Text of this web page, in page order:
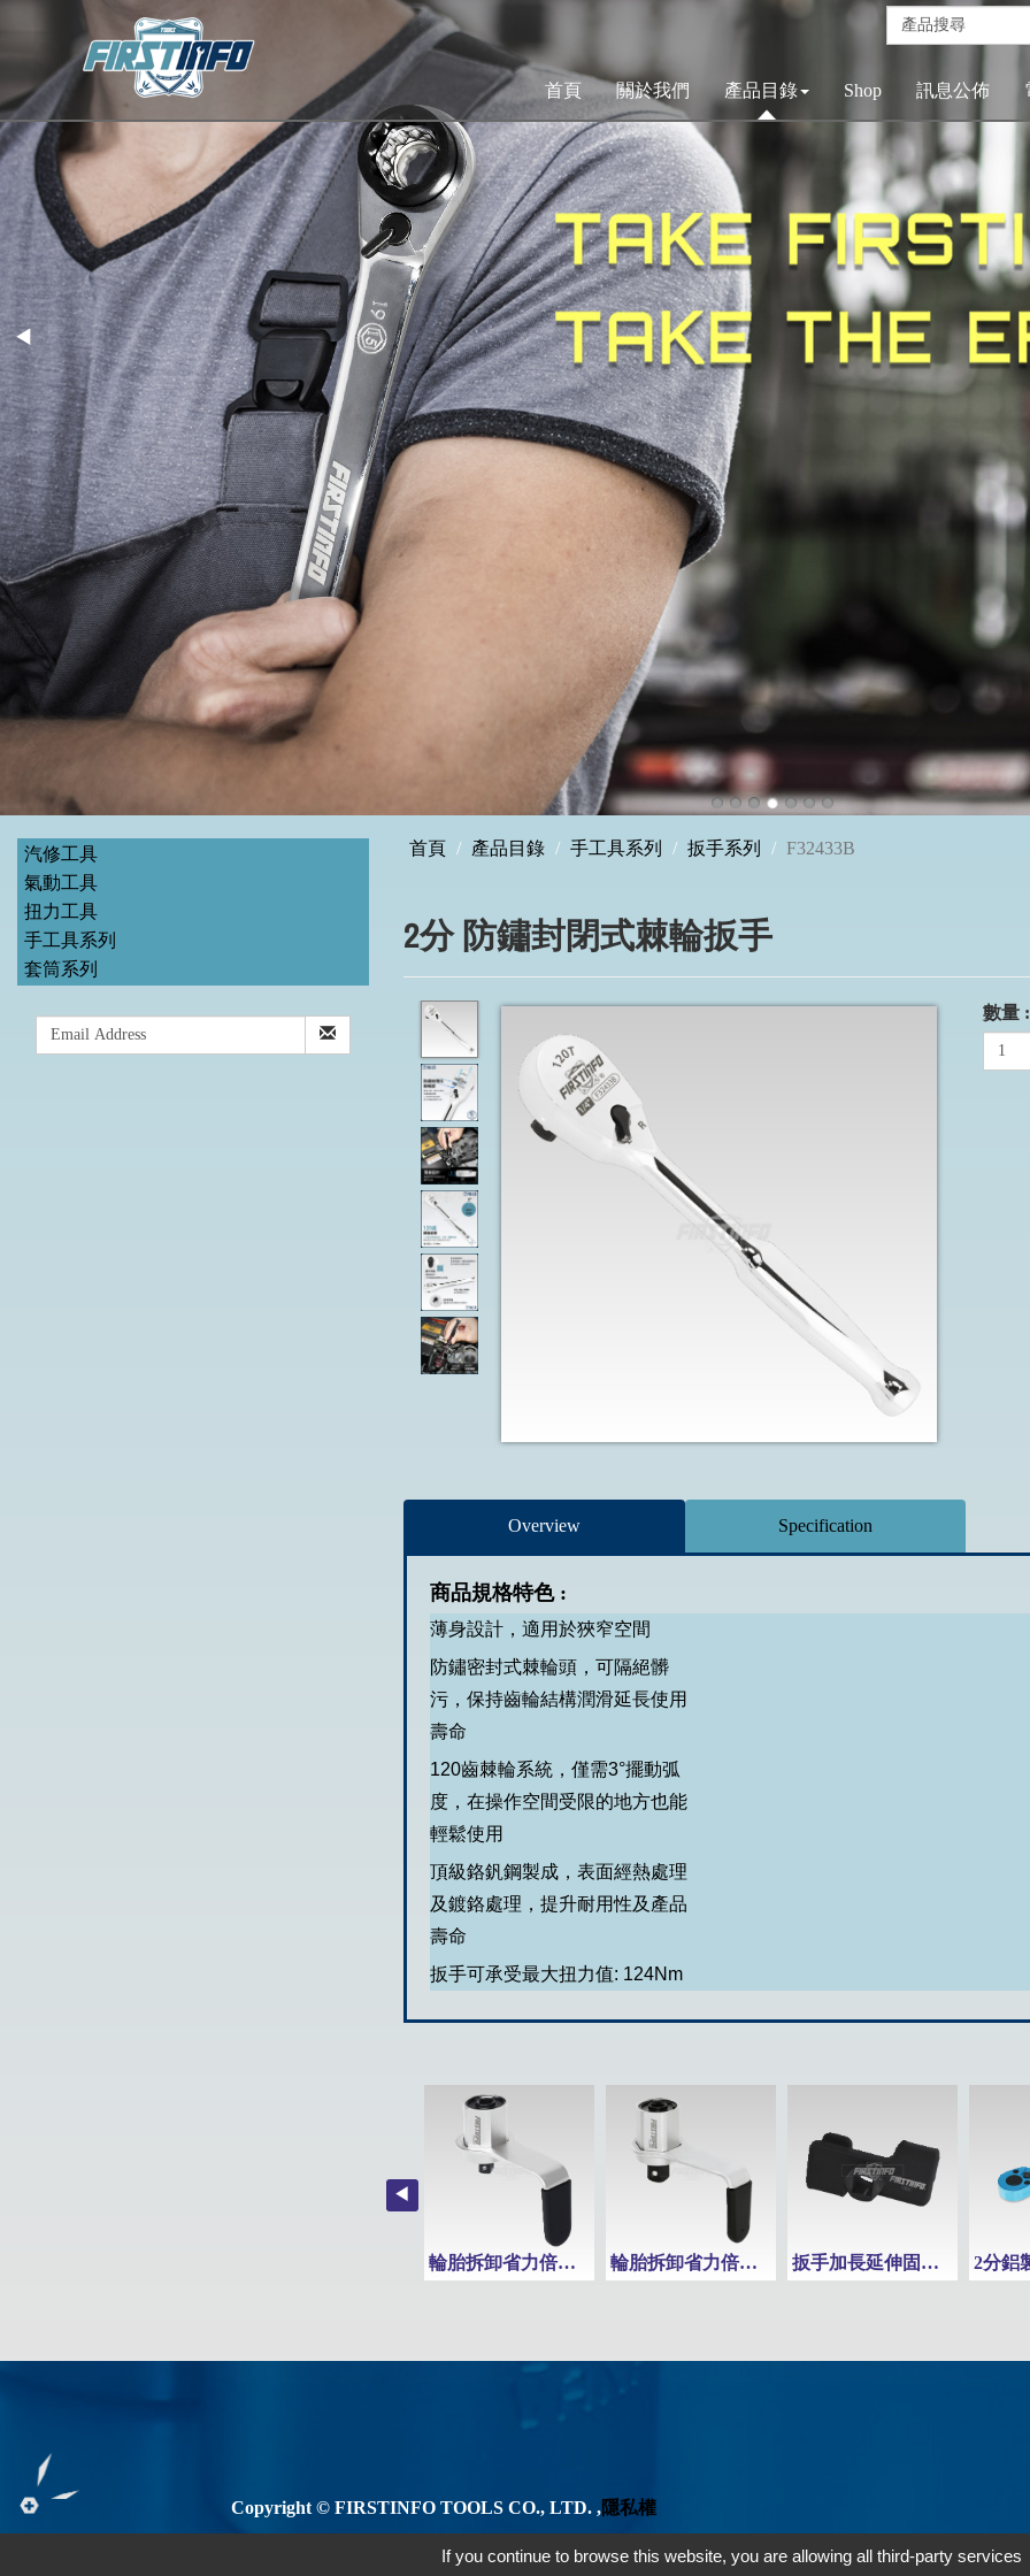
首頁 關於我們 產品目錄 Shop 訊息公佈
汽修工具
氣動工具
扭力工具
手工具系列
套筒系列
首頁 產品目錄 手工具系列 扳手系列 F32433B
2分 防鏽封閉式棘輪扳手
數量 :
Overview Specification
商品規格特色:
薄身設計，適用於狹窄空間
防鏽密封式棘輪頭，可隔絕髒
污，保持齒輪結構潤滑延長使用
壽命
120齒棘輪系統，僅需3°擺動弧
度，在操作空間受限的地方也能
輕鬆使用
頂級鉻釩鋼製成，表面經熱處理
及鍍鉻處理，提升耐用性及產品
壽命
扳手可承受最大扭力值: 124Nm
輪胎拆卸省力倍力器 倍力器 最大扭力600N.m 輪胎拆卸省力倍力器 倍力器 最大扭力800N.m 扳手加長延伸固定轉接器
Copyright © FIRSTINFO TOOLS CO., LTD. ,隱私權
If you continue to browse this website, you are allowing all third-party services